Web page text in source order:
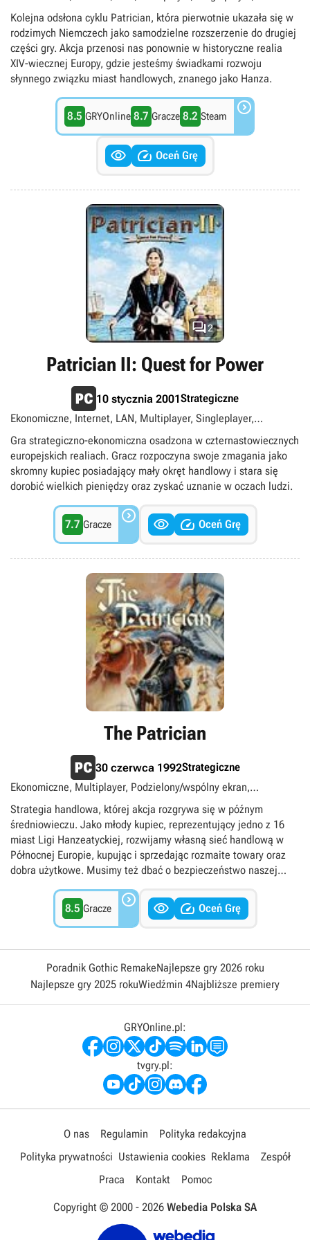
Średniowiecze
Kolejna odsłona cyklu Patrician, która pierwotnie ukazała się w
rodzimych Niemczech jako samodzielne rozszerzenie do drugiej
części gry. Akcja przenosi nas ponownie w historyczne realia
XIV-wiecznej Europy, gdzie jesteśmy świadkami rozwoju
słynnego związku miast handlowych, znanego jako Hanza.
8.5 GRYOnline 8.7 Gracze 8.2 Steam 
  Oceń Grę
2
Patrician II: Quest for Power
10 stycznia 2001Strategiczne
Ekonomiczne, Internet, LAN, Multiplayer, Singleplayer,
Średniowiecze
Gra strategiczno-ekonomiczna osadzona w czternastowiecznych
europejskich realiach. Gracz rozpoczyna swoje zmagania jako
skromny kupiec posiadający mały okręt handlowy i stara się
dorobić wielkich pieniędzy oraz zyskać uznanie w oczach ludzi.
7.7 Gracze    Oceń Grę
The Patrician
30 czerwca 1992Strategiczne
Ekonomiczne, Multiplayer, Podzielony/wspólny ekran,
Singleplayer, Średniowiecze
Strategia handlowa, której akcja rozgrywa się w późnym
średniowieczu. Jako młody kupiec, reprezentujący jedno z 16
miast Ligi Hanzeatyckiej, rozwijamy własną sieć handlową w
Północnej Europie, kupując i sprzedając rozmaite towary oraz
dobra użytkowe. Musimy też dbać o bezpieczeństwo naszej
8.5 Gracze    Oceń Grę
Poradnik Gothic RemakeNajlepsze gry 2026 roku
Najlepsze gry 2025 rokuWiedźmin 4Najbliższe premiery
GRYOnline.pl:
tvgry.pl:
O nas Regulamin
Polityka redakcyjna
Polityka prywatności Ustawienia cookies Reklama
Zespół
Praca
Kontakt Pomoc
Copyright © 2000 - 2026 Webedia Polska SA